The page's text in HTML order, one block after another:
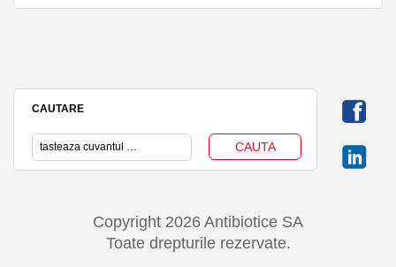
CAUTARE
Copyright 2026 Antibiotice SA
Toate drepturile rezervate.